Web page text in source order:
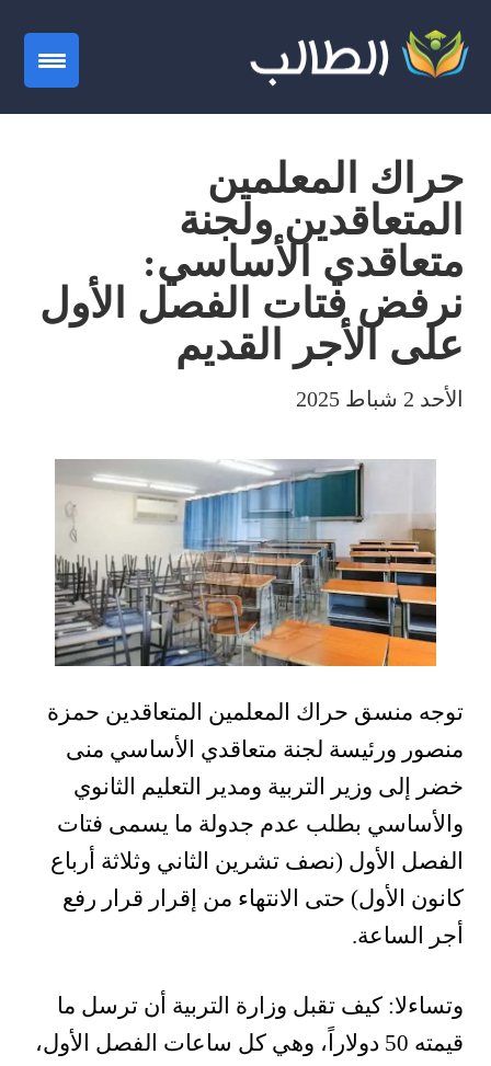
حراك المعلمين
المتعاقدين ولجنة
متعاقدي الأساسي:
نرفض فتات الفصل الأول
على الأجر القديم
الأحد 2 شباط 2025
توجه منسق حراك المعلمين المتعاقدين حمزة
منصور ورئيسة لجنة متعاقدي الأساسي منى
خضر إلى وزير التربية ومدير التعليم الثانوي
والأساسي بطلب عدم جدولة ما يسمى فتات
الفصل الأول (نصف تشرين الثاني وثلاثة أرباع
كانون الأول) حتى الانتهاء من إقرار قرار رفع
أجر الساعة.
وتساءلا: كيف تقبل وزارة التربية أن ترسل ما
قيمته 50 دولاراً، وهي كل ساعات الفصل الأول،